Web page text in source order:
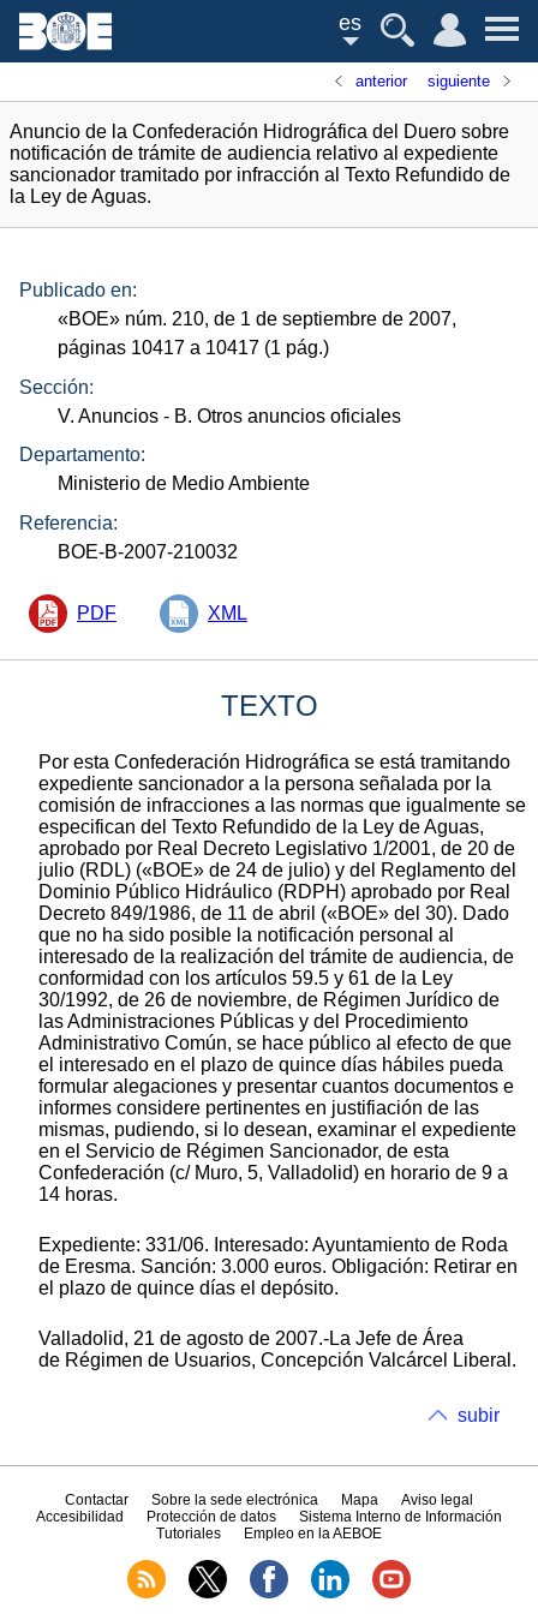
es
anterior siguiente
Anuncio de la Confederación Hidrográfica del Duero sobre
notificación de trámite de audiencia relativo al expediente
sancionador tramitado por infracción al Texto Refundido de
la Ley de Aguas.
Publicado en:
«BOE» núm. 210, de 1 de septiembre de 2007,
páginas 10417 a 10417 (1 pág.)
Sección:
V. Anuncios - B. Otros anuncios oficiales
Departamento:
Ministerio de Medio Ambiente
Referencia:
BOE-B-2007-210032
PDF XML
TEXTO
Por esta Confederación Hidrográfica se está tramitando
expediente sancionador a la persona señalada por la
comisión de infracciones a las normas que igualmente se
especifican del Texto Refundido de la Ley de Aguas,
aprobado por Real Decreto Legislativo 1/2001, de 20 de
julio (RDL) («BOE» de 24 de julio) y del Reglamento del
Dominio Público Hidráulico (RDPH) aprobado por Real
Decreto 849/1986, de 11 de abril («BOE» del 30). Dado
que no ha sido posible la notificación personal al
interesado de la realización del trámite de audiencia, de
conformidad con los artículos 59.5 y 61 de la Ley
30/1992, de 26 de noviembre, de Régimen Jurídico de
las Administraciones Públicas y del Procedimiento
Administrativo Común, se hace público al efecto de que
el interesado en el plazo de quince días hábiles pueda
formular alegaciones y presentar cuantos documentos e
informes considere pertinentes en justifiación de las
mismas, pudiendo, si lo desean, examinar el expediente
en el Servicio de Régimen Sancionador, de esta
Confederación (c/ Muro, 5, Valladolid) en horario de 9 a
14 horas.
Expediente: 331/06. Interesado: Ayuntamiento de Roda
de Eresma. Sanción: 3.000 euros. Obligación: Retirar en
el plazo de quince días el depósito.
Valladolid, 21 de agosto de 2007.-La Jefe de Área
de Régimen de Usuarios, Concepción Valcárcel Liberal.
subir
Contactar Sobre la sede electrónica Mapa
Aviso legal
Accesibilidad
Protección de datos
Sistema Interno de Información
Tutoriales
Empleo en la AEBOE